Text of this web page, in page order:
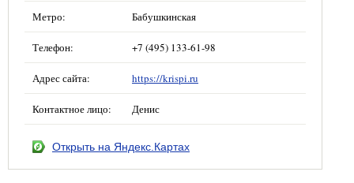
Метро: Бабушкинская
Телефон: +7 (495) 133-61-98
Адрес сайта: https://krispi.ru
Контактное лицо: Денис
Открыть на Яндекс.Картах